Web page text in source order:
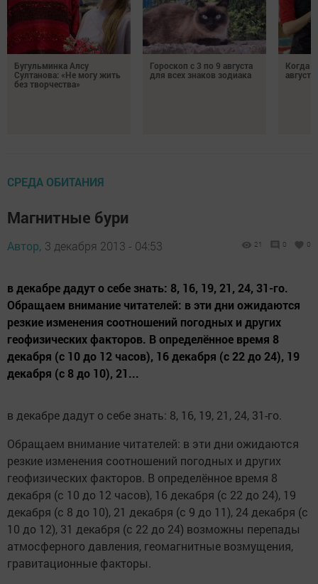
Бугульминка Алсу
Султанова: «Не могу жить
без творчества»
Гороскоп с 3 по 9 августа
для всех знаков зодиака
Когда
СРЕДА ОБИТАНИЯ
Магнитные бури
Автор, 3 декабря 2013 - 04:53 21 0 0
в декабре дадут о себе знать: 8, 16, 19, 21, 24, 31-го.
Обращаем внимание читателей: в эти дни ожидаются
резкие изменения соотношений погодных и других
геофизических факторов. В определённое время 8
декабря (с 10 до 12 часов), 16 декабря (с 22 до 24), 19
декабря (с 8 до 10), 21...
в декабре дадут о себе знать: 8, 16, 19, 21, 24, 31-го.
Обращаем внимание читателей: в эти дни ожидаются
резкие изменения соотношений погодных и других
геофизических факторов. В определённое время 8
декабря (с 10 до 12 часов), 16 декабря (с 22 до 24), 19
декабря (с 8 до 10), 21 декабря (с 9 до 11), 24 декабря (с
10 до 12), 31 декабря (с 22 до 24) возможны перепады
атмосферного давления, геомагнитные возмущения,
гравитационные факторы.